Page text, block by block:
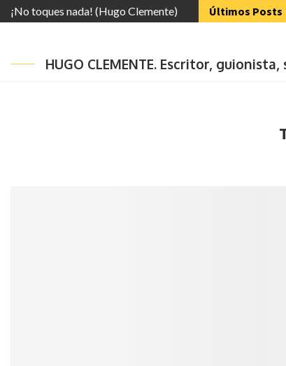
¡No toques nada! (Hugo Clemente) Últimos Posts
HUGO CLEMENTE. Escritor,